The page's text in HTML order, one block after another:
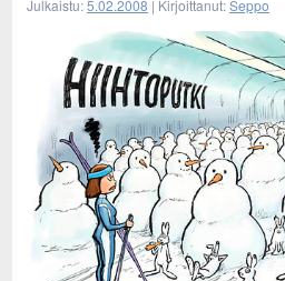
Julkaistu:5.02.2008 | Kirjoittanut:Seppo